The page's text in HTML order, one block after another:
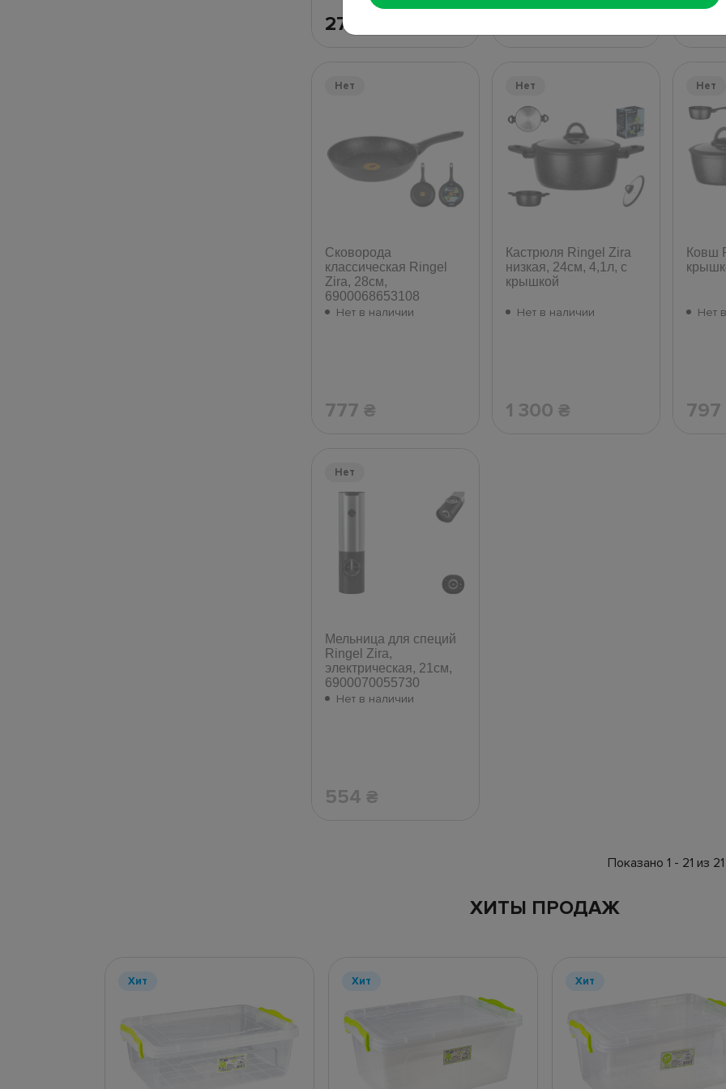
279
Нет
Сковорода
классическая Ringel
Zira, 28см,
6900068653108
Нет в наличии
777 ₴
Нет
Кастрюля Ringel Zira
низкая, 24см, 4,1л, с
крышкой
Нет в наличии
1 300 ₴
Нет
Ковш
Нет
797
Нет
Мельница для специй
Ringel Zira,
электрическая, 21см,
6900070055730
Нет в наличии
554 ₴
Показано 1 - 21 из 21
ХИТЫ ПРОДАЖ
Хит Хит Хит